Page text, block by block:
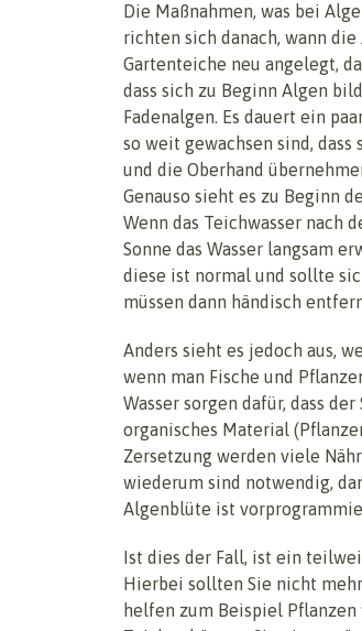
Die Maßnahmen, was bei
richten sich danach, wann
Gartenteiche neu angelegt,
dass sich zu Beginn Algen
Fadenalgen. Es dauert ein
so weit gewachsen sind,
und die Oberhand
Genauso sieht es zu Beginn
Wenn das Teichwasser nach
Sonne das Wasser langsam
diese ist normal und sollte
müssen dann händisch
Anders sieht es jedoch aus,
wenn man Fische und
Wasser sorgen dafür, dass
organisches Material
Zersetzung werden viele
wiederum sind notwendig,
Algenblüte ist
Ist dies der Fall, ist ein
Hierbei sollten Sie nicht
helfen zum Beispiel Pflanzen